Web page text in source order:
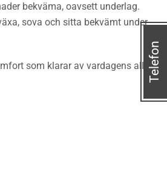
bekväma, oavsett underlag.
sova och sitta bekvämt under
som klarar av vardagens allaTelefon